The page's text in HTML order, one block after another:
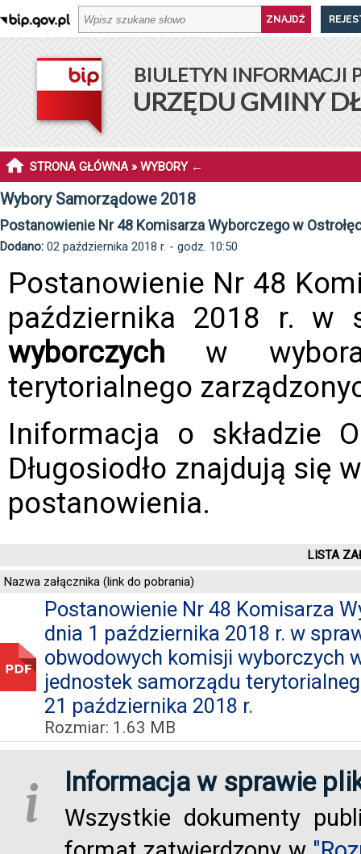
BIULETYN INFORMACJI
URZĘDU GMINY
STRONA GŁÓWNA»WYBORY←
Wybory Samorządowe 2018
Postanowienie Nr 48 Komisarza Wyborczego w
Dodano: 02 października 2018 r. - godz. 10:50
Postanowienie Nr 48
października 2018 r. w
wyborczych w
terytorialnego
Iniformacja o składzie
Długosiodło znajdują się
postanowienia.
LISTA
Nazwa załącznika (link do pobrania)
Postanowienie Nr 48 Komisarza
dnia 1 października 2018 r. w
obwodowych komisji wyborczych
jednostek samorządu
21 października 2018 r.
Rozmiar: 1.63 MB
i Informacja w sprawie
Wszystkie dokumenty